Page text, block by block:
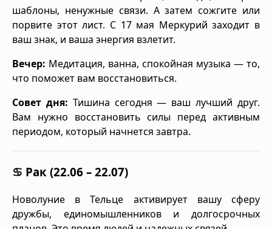
шаблоны, ненужные связи. А затем сожгите или
порвите этот лист. С 17 мая Меркурий заходит в
ваш знак, и ваша энергия взлетит.
Вечер: Медитация, ванна, спокойная музыка — то,
что поможет вам восстановиться.
Совет дня: Тишина сегодня — ваш лучший друг.
Вам нужно восстановить силы перед активным
периодом, который начнется завтра.
♋ Рак (22.06 – 22.07)
Новолуние в Тельце активирует вашу сферу
дружбы, единомышленников и долгосрочных